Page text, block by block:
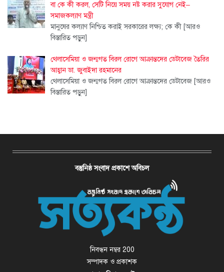
বা কে কী করল, সেটি নিয়ে সময় নষ্ট করার সুযোগ নেই–
সমাজকল্যাণ মন্ত্রী
মানুষের কল্যাণ নিশ্চিত করাই সরকারের লক্ষ্য; কে কী [আরও
বিস্তারিত পড়ুন]
থেলাসেমিয়া ও জন্মগত বিরল রোগে আক্রান্তদের ডেটাবেজ তৈরির
আহ্বান ডা. জুবাইদা রহমানের
থেলাসেমিয়া ও জন্মগত বিরল রোগে আক্রান্তদের ডেটাবেজ [আরও
বিস্তারিত পড়ুন]
বস্তুনিষ্ঠ সংবাদ প্রকাশে অবিচল
নিবন্ধন নম্বর 200
সম্পাদক ও প্রকাশক